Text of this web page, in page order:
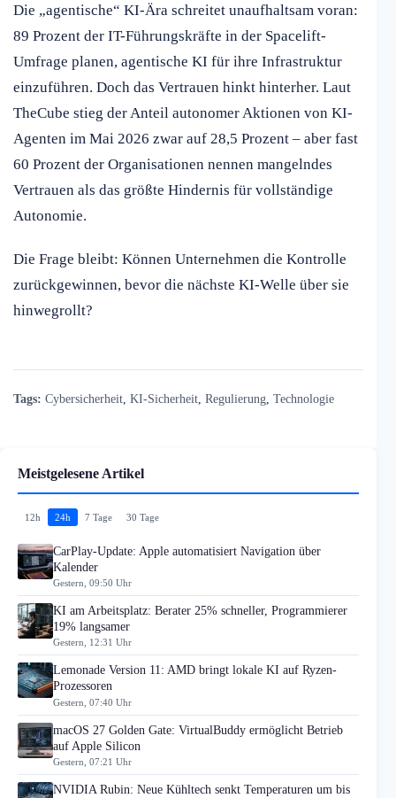
Die „agentische“ KI-Ära schreitet unaufhaltsam voran:
89 Prozent der IT-Führungskräfte in der Spacelift-
Umfrage planen, agentische KI für ihre Infrastruktur
einzuführen. Doch das Vertrauen hinkt hinterher. Laut
TheCube stieg der Anteil autonomer Aktionen von KI-
Agenten im Mai 2026 zwar auf 28,5 Prozent – aber fast
60 Prozent der Organisationen nennen mangelndes
Vertrauen als das größte Hindernis für vollständige
Autonomie.
Die Frage bleibt: Können Unternehmen die Kontrolle
zurückgewinnen, bevor die nächste KI-Welle über sie
hinwegrollt?
Tags: Cybersicherheit KI-Sicherheit Regulierung Technologie
Meistgelesene Artikel
12h 24h 7 Tage 30 Tage
CarPlay-Update: Apple automatisiert Navigation über
Kalender
Gestern, 09:50 Uhr
KI am Arbeitsplatz: Berater 25% schneller, Programmierer
19% langsamer
Gestern, 12:31 Uhr
Lemonade Version 11: AMD bringt lokale KI auf Ryzen-
Prozessoren
Gestern, 07:40 Uhr
macOS 27 Golden Gate: VirtualBuddy ermöglicht Betrieb
auf Apple Silicon
Gestern, 07:21 Uhr
NVIDIA Rubin: Neue Kühltech senkt Temperaturen um bis